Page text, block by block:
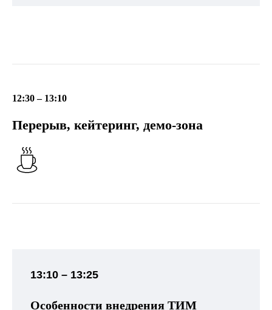
12:30 – 13:10
Перерыв, кейтеринг, демо-зона
13:10 – 13:25
Особенности внедрения ТИМ